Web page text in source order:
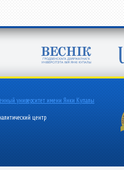
университет имени Янки Купалы
центр